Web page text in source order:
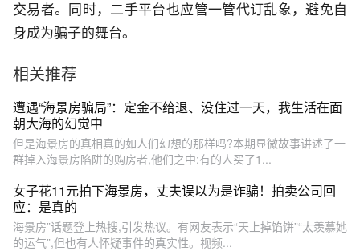
交易者。同时，二手平台也应管一管代订乱象，避免自
身成为骗子的舞台。
相关推荐
遭遇“海景房骗局”：定金不给退、没住过一天，我生活在面
朝大海的幻觉中
但是海景房的真相真的如人们幻想的那样吗?本期显微故事讲述了一
群掉入海景房陷阱的购房者,他们之中:有的人买了1...
女子花11元拍下海景房，丈夫误以为是诈骗！拍卖公司回
应：是真的
海景房”话题登上热搜,引发热议。有网友表示“天上掉馅饼”“太羡慕她
的运气”,但也有人怀疑事件的真实性。视频...